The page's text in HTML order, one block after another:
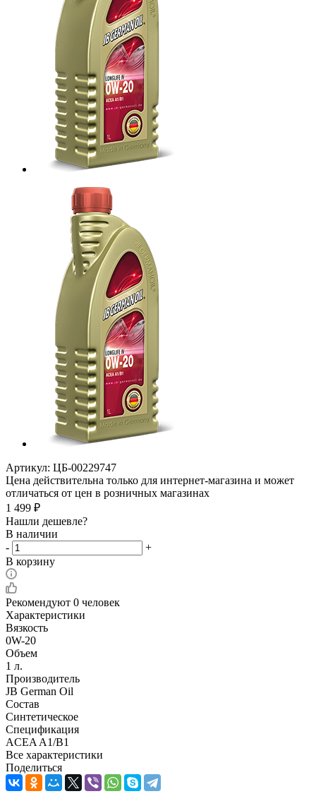
Артикул: ЦБ-00229747
Цена действительна только для интернет-магазина и может
отличаться от цен в розничных магазинах
1 499 ₽
Нашли дешевле?
В наличии
-
+
В корзину
Рекомендуют 0 человек
Характеристики
Вязкость
0W-20
Объем
1 л.
Производитель
JB German Oil
Состав
Синтетическое
Спецификация
ACEA A1/B1
Все характеристики
Поделиться